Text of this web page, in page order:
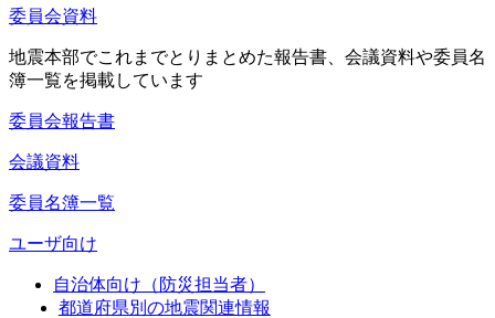
委員会資料
地震本部でこれまでとりまとめた報告書、会議資料や委員名
簿一覧を掲載しています
委員会報告書
会議資料
委員名簿一覧
ユーザ向け
自治体向け（防災担当者）
都道府県別の地震関連情報